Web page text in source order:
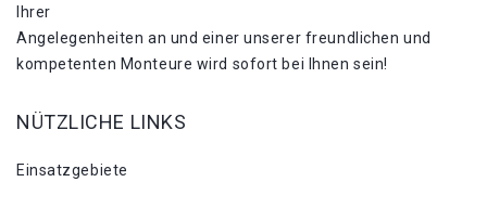
Ihrer
Angelegenheiten an und einer unserer freundlichen und
kompetenten Monteure wird sofort bei Ihnen sein!
NÜTZLICHE LINKS
Einsatzgebiete